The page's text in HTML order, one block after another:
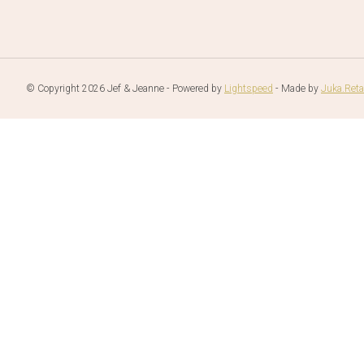
© Copyright 2026 Jef & Jeanne - Powered by Lightspeed - Made by